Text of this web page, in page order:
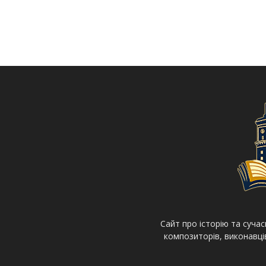
Cайт про історію та
композиторів,